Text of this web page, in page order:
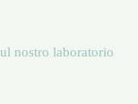
nostro laboratorio